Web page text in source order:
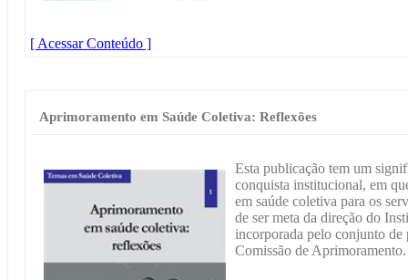
[ Acessar Conteúdo ]
Aprimoramento em Saúde Coletiva: Reflexões
Esta publicação tem um
conquista institucional, em
em saúde coletiva para os
de ser meta da direção do
incorporada pelo conjunto de
Comissão de Aprimoramento.